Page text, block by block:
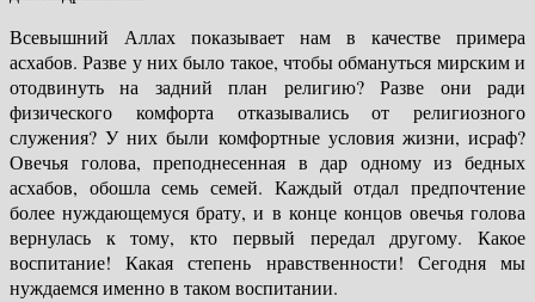
Всевышний Аллах показывает нам в качестве примера
асхабов. Разве у них было такое, чтобы обмануться мирским и
отодвинуть на задний план религию? Разве они ради
физического комфорта отказывались от религиозного
служения? У них были комфортные условия жизни, исраф?
Овечья голова, преподнесенная в дар одному из бедных
асхабов, обошла семь семей. Каждый отдал предпочтение
более нуждающемуся брату, и в конце концов овечья голова
вернулась к тому, кто первый передал другому. Какое
воспитание! Какая степень нравственности! Сегодня мы
нуждаемся именно в таком воспитании.